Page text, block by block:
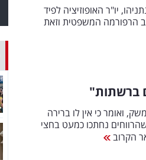
יו"ר האופוזיציה לפיד
הרפורמה המשפטית וזאת
ברשתות"
ואומר כי אין לו ברירה
נחתכו כמעט בחצי
הקרוב